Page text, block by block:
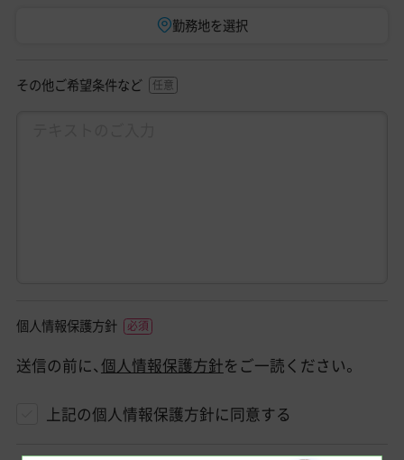
勤務地を選択
その他ご希望条件など
個人情報保護方針
送信の前に、個人情報保護方針をご一読ください。
上記の個人情報保護方針に同意する